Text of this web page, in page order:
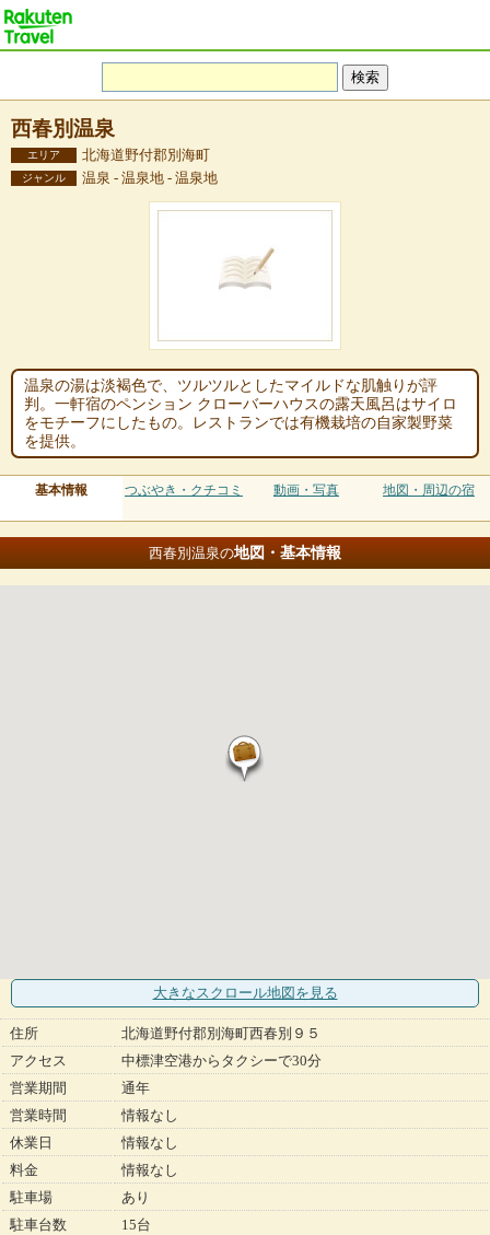
西春別温泉
エリア 北海道野付郡別海町
ジャンル 温泉 - 温泉地 - 温泉地
温泉の湯は淡褐色で、ツルツルとしたマイルドな肌触りが評
判。一軒宿のペンション クローバーハウスの露天風呂はサイロ
をモチーフにしたもの。レストランでは有機栽培の自家製野菜
を提供。
基本情報 つぶやき・クチコミ 動画・写真 地図・周辺の宿
西春別温泉の地図・基本情報
大きなスクロール地図 を見る
住所
北海道野付郡別海町西春別９５
アクセス
中標津空港からタクシーで30分
営業期間
通年
営業時間
情報なし
休業日
情報なし
料金
情報なし
駐車場
あり
駐車台数
15台